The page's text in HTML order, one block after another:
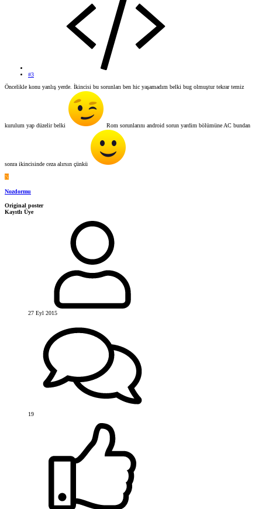
#3
Öncelikle konu yanlış yerde. İkincisi bu sorunları ben hic yaşamadım belki bug olmuştur tekrar temiz
kurulum yap düzelir belki Rom sorunlarını android sorun yardim bölümüne AC bundan
sonra ikincisinde ceza alırsın çünkü
N
Nozdormu
Original poster
Kayıtlı Üye
27 Eyl 2015
19